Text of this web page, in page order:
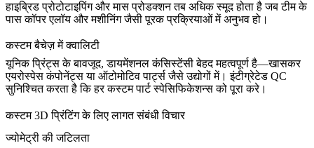
हाइब्रिड प्रोटोटाइपिंग और मास प्रोडक्शन तब अधिक स्मूद होता है जब टीम के
पासकॉपर एलॉय और मशीनिंग जैसी पूरक प्रक्रियाओं में अनुभव हो।
कस्टम बैचेज़ में क्वालिटी
यूनिक प्रिंट्स के बावजूद, डायमेंशनल कंसिस्टेंसी बेहद महत्वपूर्ण है—खासकर
एयरोस्पेस कंपोनेंट्सया ऑटोमोटिव पार्ट्सजैसे उद्योगों में। इंटीग्रेटेड QC
सुनिश्चित करता है कि हर कस्टम पार्ट स्पेसिफिकेशन्स को पूरा करे।
कस्टम 3D प्रिंटिंग के लिए लागत संबंधी विचार
ज्योमेट्री की जटिलता